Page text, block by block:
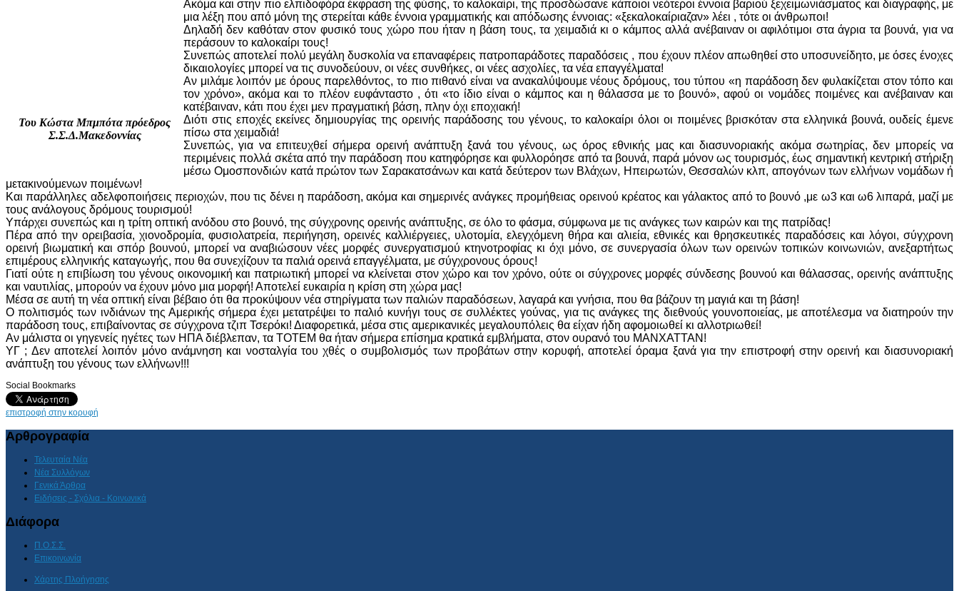
Του Κώστα Μπμπότα πρόεδρος
Σ.Σ.Δ.Μακεδοννίας
Ακόμα και στην πιο ελπιδοφόρα έκφραση της φύσης, το καλοκαίρι, της προσδώσανε κάποιοι νεότεροι έννοια βαριού ξεχειμωνιάσματος και διαγραφής, με
μια λέξη που από μόνη της στερείται κάθε έννοια γραμματικής και απόδωσης έννοιας: «ξεκαλοκαίριαζαν» λέει , τότε οι άνθρωποι!
Δηλαδή δεν καθόταν στον φυσικό τους χώρο που ήταν η βάση τους, τα χειμαδιά κι ο κάμπος αλλά ανέβαιναν οι αφιλότιμοι στα άγρια τα βουνά, για να
περάσουν το καλοκαίρι τους!
Συνεπώς αποτελεί πολύ μεγάλη δυσκολία να επαναφέρεις πατροπαράδοτες παραδόσεις , που έχουν πλέον απωθηθεί στο υποσυνείδητο, με όσες ένοχες
δικαιολογίες μπορεί να τις συνοδεύουν, οι νέες συνθήκες, οι νέες ασχολίες, τα νέα επαγγέλματα!
Aν μιλάμε λοιπόν με όρους παρελθόντος, το πιο πιθανό είναι να ανακαλύψουμε νέους δρόμους, του τύπου «η παράδοση δεν φυλακίζεται στον τόπο και
τον χρόνο», ακόμα και το πλέον ευφάνταστο , ότι «το ίδιο είναι ο κάμπος και η θάλασσα με το βουνό», αφού οι νομάδες ποιμένες και ανέβαιναν και
κατέβαιναν, κάτι που έχει μεν πραγματική βάση, πλην όχι εποχιακή!
Διότι στις εποχές εκείνες δημιουργίας της ορεινής παράδοσης του γένους, το καλοκαίρι όλοι οι ποιμένες βρισκόταν στα ελληνικά βουνά, ουδείς έμενε
πίσω στα χειμαδιά!
Συνεπώς, για να επιτευχθεί σήμερα ορεινή ανάπτυξη ξανά του γένους, ως όρος εθνικής μας και διασυνοριακής ακόμα σωτηρίας, δεν μπορείς να
περιμένεις πολλά σκέτα από την παράδοση που κατηφόρησε και φυλλορόησε από τα βουνά, παρά μόνον ως τουρισμός, έως σημαντική κεντρική στήριξη
μέσω Ομοσπονδιών κατά πρώτον των Σαρακατσάνων και κατά δεύτερον των Βλάχων, Ηπειρωτών, Θεσσαλών κλπ, απογόνων των ελλήνων νομάδων ή
μετακινούμενων ποιμένων!
Και παράλληλες αδελφοποιήσεις περιοχών, που τις δένει η παράδοση, ακόμα και σημερινές ανάγκες προμήθειας ορεινού κρέατος και γάλακτος από το βουνό ,με ω3 και ω6 λιπαρά, μαζί με
τους ανάλογους δρόμους τουρισμού!
Υπάρχει συνεπώς και η τρίτη οπτική ανόδου στο βουνό, της σύγχρονης ορεινής ανάπτυξης, σε όλο το φάσμα, σύμφωνα με τις ανάγκες των καιρών και της πατρίδας!
Πέρα από την ορειβασία, χιονοδρομία, φυσιολατρεία, περιήγηση, ορεινές καλλιέργειες, υλοτομία, ελεγχόμενη θήρα και αλιεία, εθνικές και θρησκευτικές παραδόσεις και λόγοι, σύγχρονη
ορεινή βιωματική και σπόρ βουνού, μπορεί να αναβιώσουν νέες μορφές συνεργατισμού κτηνοτροφίας κι όχι μόνο, σε συνεργασία όλων των ορεινών τοπικών κοινωνιών, ανεξαρτήτως
επιμέρους ελληνικής καταγωγής, που θα συνεχίζουν τα παλιά ορεινά επαγγέλματα, με σύγχρονους όρους!
Γιατί ούτε η επιβίωση του γένους οικονομική και πατριωτική μπορεί να κλείνεται στον χώρο και τον χρόνο, ούτε οι σύγχρονες μορφές σύνδεσης βουνού και θάλασσας, ορεινής ανάπτυξης
και ναυτιλίας, μπορούν να έχουν μόνο μια μορφή! Αποτελεί ευκαιρία η κρίση στη χώρα μας!
Μέσα σε αυτή τη νέα οπτική είναι βέβαιο ότι θα προκύψουν νέα στηρίγματα των παλιών παραδόσεων, λαγαρά και γνήσια, που θα βάζουν τη μαγιά και τη βάση!
Ο πολιτισμός των ινδιάνων της Αμερικής σήμερα έχει μετατρέψει το παλιό κυνήγι τους σε συλλέκτες γούνας, για τις ανάγκες της διεθνούς γουνοποιείας, με αποτέλεσμα να διατηρούν την
παράδοση τους, επιβαίνοντας σε σύγχρονα τζιπ Τσερόκι! Διαφορετικά, μέσα στις αμερικανικές μεγαλουπόλεις θα είχαν ήδη αφομοιωθεί κι αλλοτριωθεί!
Αν μάλιστα οι γηγενείς ηγέτες των ΗΠΑ διέβλεπαν, τα ΤΟΤΕΜ θα ήταν σήμερα επίσημα κρατικά εμβλήματα, στον ουρανό του ΜΑΝΧΑΤΤΑΝ!
ΥΓ ; Δεν αποτελεί λοιπόν μόνο ανάμνηση και νοσταλγία του χθές ο συμβολισμός των προβάτων στην κορυφή, αποτελεί όραμα ξανά για την επιστροφή στην ορεινή και διασυνοριακή
ανάπτυξη του γένους των ελλήνων!!!
Social Bookmarks
επιστροφή στην κορυφή
Αρθρογραφία
Τελευταία Νέα
Νέα Συλλόγων
Γενικά Άρθρα
Ειδήσεις - Σχόλια - Κοινωνικά
Διάφορα
Π.Ο.Σ.Σ.
Επικοινωνία
Χάρτης Πλοήγησης